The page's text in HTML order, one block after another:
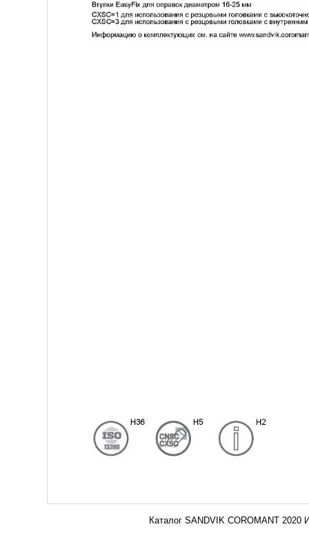
Каталог SANDVIK COROMANT 2020